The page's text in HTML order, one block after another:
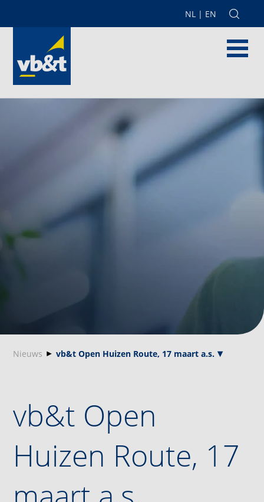
NL | EN
Nieuws vb&t Open Huizen Route, 17 maart a.s.
vb&t Open
Huizen Route, 17